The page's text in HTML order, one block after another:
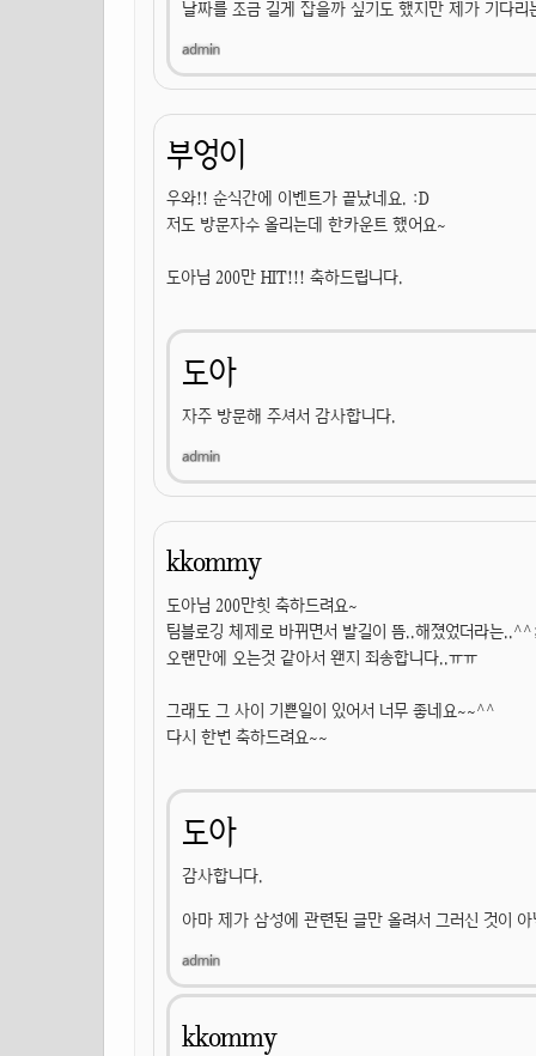
날짜를 조금 길게 잡을까 싶기도 했지만 제가 기다
부엉이
우와!! 순식간에 이벤트가 끝났네요. :D
저도 방문자수 올리는데 한카운트 했어요~
도아님 200만 HIT!!! 축하드립니다.
도아
자주 방문해 주셔서 감사합니다.
kkommy
도아님 200만힛 축하드려요~
팀블로깅 체제로 바뀌면서 발길이 뜸..해졌었더라
오랜만에 오는것 같아서 왠지 죄송합니다..ㅠㅠ
그래도 그 사이 기쁜일이 있어서 너무 좋네요~~^^
다시 한번 축하드려요~~
도아
감사합니다.
아마 제가 삼성에 관련된 글만 올려서 그러신 것이
kkommy